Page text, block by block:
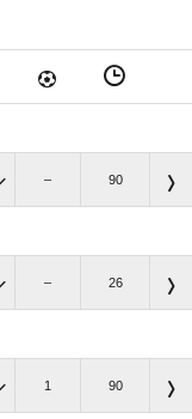
– 90
– 26
1 90